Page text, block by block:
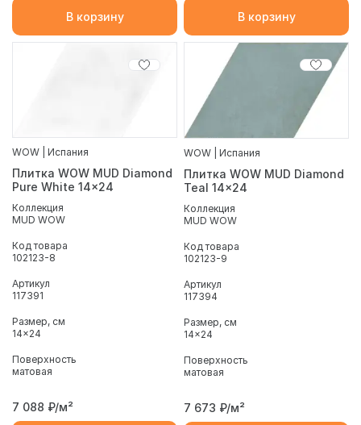
В корзину В корзину
WOW | Испания
Плитка WOW MUD Diamond
Pure White 14x24
Коллекция
MUD WOW
Код товара
102123-8
Артикул
117391
Размер, см
14x24
Поверхность
матовая
7 088 ₽/м²
WOW | Испания
Плитка WOW MUD Diamond
Teal 14x24
Коллекция
MUD WOW
Код товара
102123-9
Артикул
117394
Размер, см
14x24
Поверхность
матовая
7 673 ₽/м²